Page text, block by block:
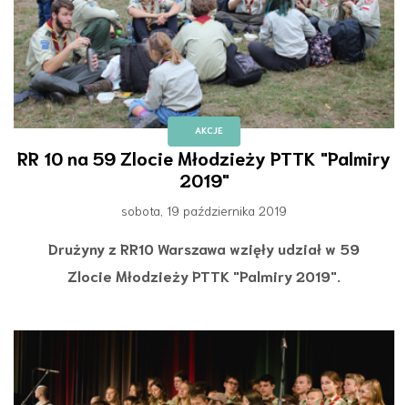
AKCJE
RR 10 na 59 Zlocie Młodzieży PTTK "Palmiry
2019"
sobota, 19 października 2019
Drużyny z RR10 Warszawa wzięły udział w 59
Zlocie Młodzieży PTTK "Palmiry 2019".